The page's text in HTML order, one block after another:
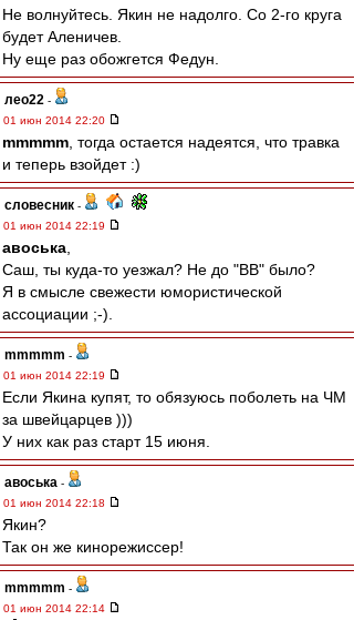
Не волнуйтесь. Якин не надолго. Со 2-го круга
будет Аленичев.
Ну еще раз обожгется Федун.
лео22 -
01 июн 2014 22:20
mmmmm , тогда остается надеятся, что травка
и теперь взойдет :)
словесник -
01 июн 2014 22:19
авоська
Саш, ты куда-то уезжал? Не до "ВВ" было?
Я в смысле свежести юмористической
ассоциации ;-).
mmmmm -
01 июн 2014 22:19
Если Якина купят, то обязуюсь поболеть на ЧМ
за швейцарцев )))
У них как раз старт 15 июня.
авоська -
01 июн 2014 22:18
Якин?
Так он же кинорежиссер!
mmmmm -
01 июн 2014 22:14